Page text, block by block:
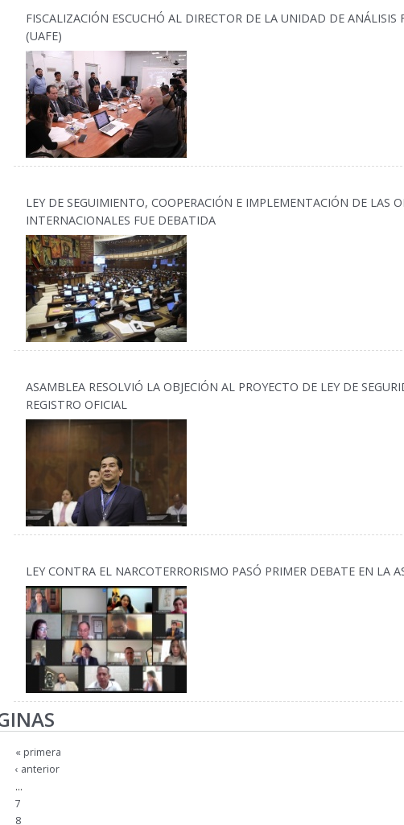
FISCALIZACIÓN ESCUCHÓ AL DIRECTOR DE LA UNIDAD DE ANÁLISIS
(UAFE)
LEY DE SEGUIMIENTO, COOPERACIÓN E IMPLEMENTACIÓN DE LAS
INTERNACIONALES FUE DEBATIDA
ASAMBLEA RESOLVIÓ LA OBJECIÓN AL PROYECTO DE LEY DE
REGISTRO OFICIAL
LEY CONTRA EL NARCOTERRORISMO PASÓ PRIMER DEBATE EN LA
« primera
‹ anterior
…
7
8